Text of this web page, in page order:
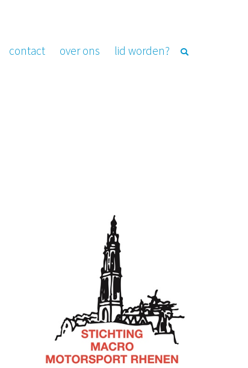
contact over ons lid worden?